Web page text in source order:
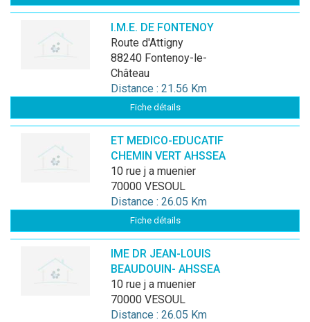
I.M.E. DE FONTENOY
Route d'Attigny
88240 Fontenoy-le-
Château
Distance : 21.56 Km
Fiche détails
ET MEDICO-EDUCATIF
CHEMIN VERT AHSSEA
10 rue j a muenier
70000 VESOUL
Distance : 26.05 Km
Fiche détails
IME DR JEAN-LOUIS
BEAUDOUIN- AHSSEA
10 rue j a muenier
70000 VESOUL
Distance : 26.05 Km